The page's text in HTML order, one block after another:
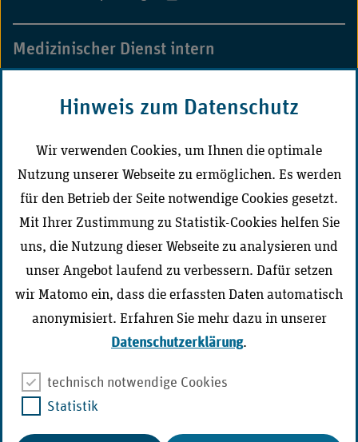
Medizinischer Dienst intern
Der Medizinische Dienst vor Ort
Zur Seite wechseln
Cookie-Management Barriere melden
Hinweis zum Datenschutz
Wir verwenden Cookies, um Ihnen die optimale
Nutzung unserer Webseite zu ermöglichen. Es werden
für den Betrieb der Seite notwendige Cookies gesetzt.
Mit Ihrer Zustimmung zu Statistik-Cookies helfen Sie
uns, die Nutzung dieser Webseite zu analysieren und
unser Angebot laufend zu verbessern. Dafür setzen
wir Matomo ein, dass die erfassten Daten automatisch
anonymisiert. Erfahren Sie mehr dazu in unserer
Datenschutzerklärung.
technisch notwendige Cookies
Statistik